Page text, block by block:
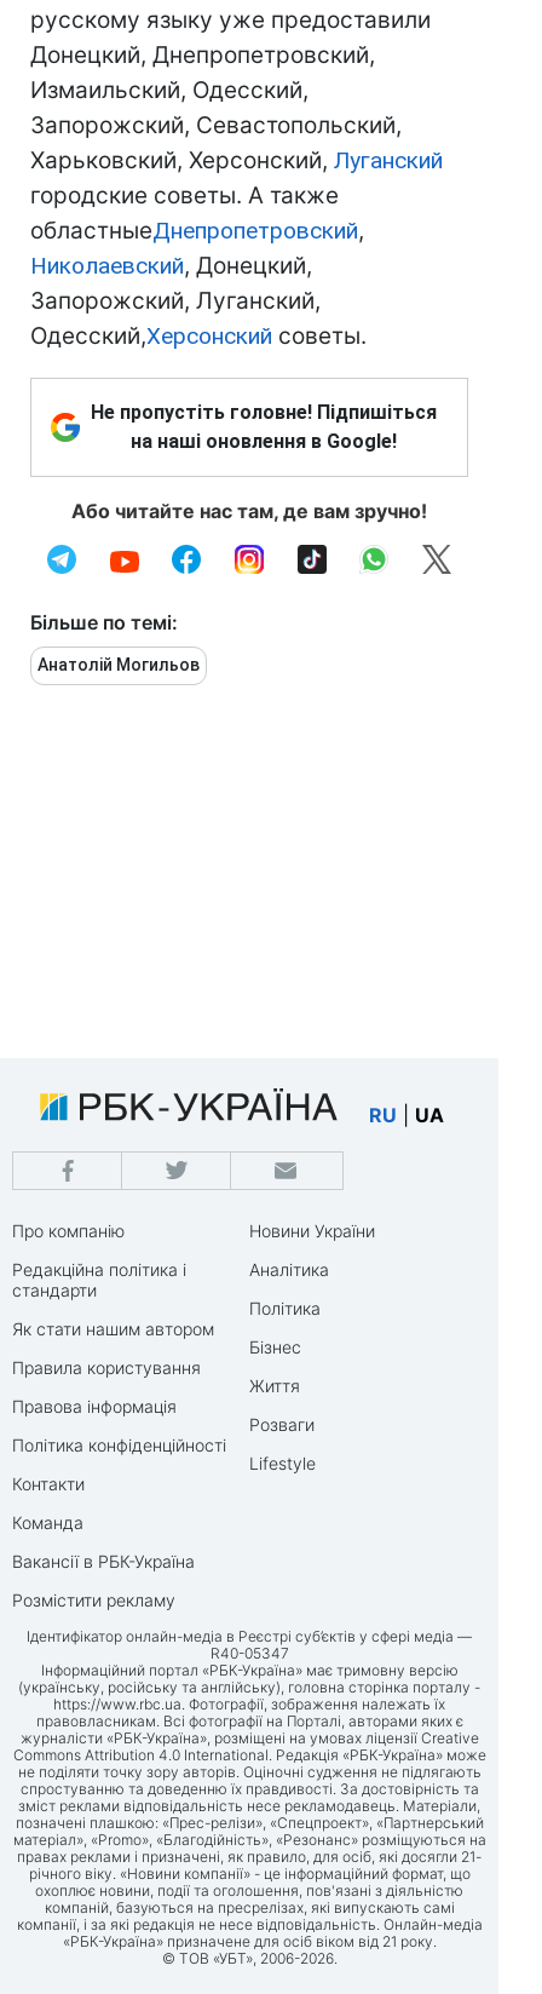
русскому языку уже предоставили
Донецкий, Днепропетровский,
Измаильский, Одесский,
Запорожский, Севастопольский,
Харьковский, Херсонский, Луганский
городские советы. А также
областныеДнепропетровский,
Николаевский, Донецкий,
Запорожский, Луганский,
Одесский,Херсонский советы.
Не пропустіть головне! Підпишіться
на наші оновлення в Google!
Або читайте нас там, де вам зручно!
Більше по темі:
Анатолій Могильов
RU UA
Про компанію
Редакційна політика і
стандарти
Як стати нашим автором
Правила користування
Правова інформація
Політика конфіденційності
Контакти
Команда
Вакансії в РБК-Україна
Розмістити рекламу
Новини України
Аналітика
Політика
Бізнес
Життя
Розваги
Lifestyle
Ідентифікатор онлайн-медіа в Реєстрі суб’єктів у сфері медіа —
R40-05347
Інформаційний портал «РБК-Україна» має тримовну версію
(українську, російську та англійську), головна сторінка порталу -
https://www.rbc.ua. Фотографії, зображення належать їх
правовласникам. Всі фотографії на Порталі, авторами яких є
журналісти «РБК-Україна», розміщені на умовах ліцензії Creative
Commons Attribution 4.0 International. Редакція «РБК-Україна» може
не поділяти точку зору авторів. Оціночні судження не підлягають
спростуванню та доведенню їх правдивості. За достовірність та
зміст реклами відповідальність несе рекламодавець. Матеріали,
позначені плашкою: «Прес-релізи», «Спецпроект», «Партнерський
матеріал», «Promo», «Благодійність», «Резонанс» розміщуються на
правах реклами і призначені, як правило, для осіб, які досягли 21-
річного віку. «Новини компанії» - це інформаційний формат, що
охоплює новини, події та оголошення, пов'язані з діяльністю
компаній, базуються на пресрелізах, які випускають самі
компанії, і за які редакція не несе відповідальність. Онлайн-медіа
«РБК-Україна» призначене для осіб віком від 21 року.
© ТОВ «УБТ», 2006-2026.